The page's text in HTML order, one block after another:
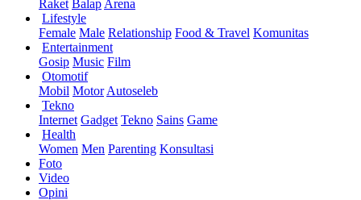
Raket Balap Arena
Lifestyle
Female Male Relationship Food & Travel Komunitas
Entertainment
Gosip Music Film
Otomotif
Mobil Motor Autoseleb
Tekno
Internet Gadget Tekno Sains Game
Health
Women Men Parenting Konsultasi
Foto
Video
Opini